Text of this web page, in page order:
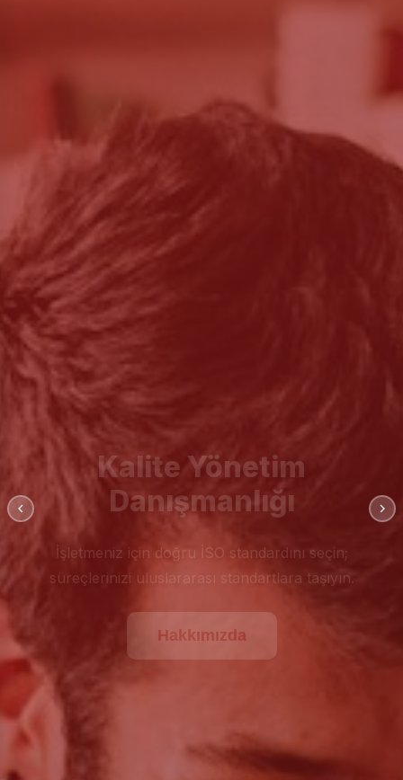
Kalite Yönetim
Danışmanlığı
İşletmeniz için doğru İSO standardını seçin;
süreçlerinizi uluslararası standartlara taşıyın.
Hakkımızda